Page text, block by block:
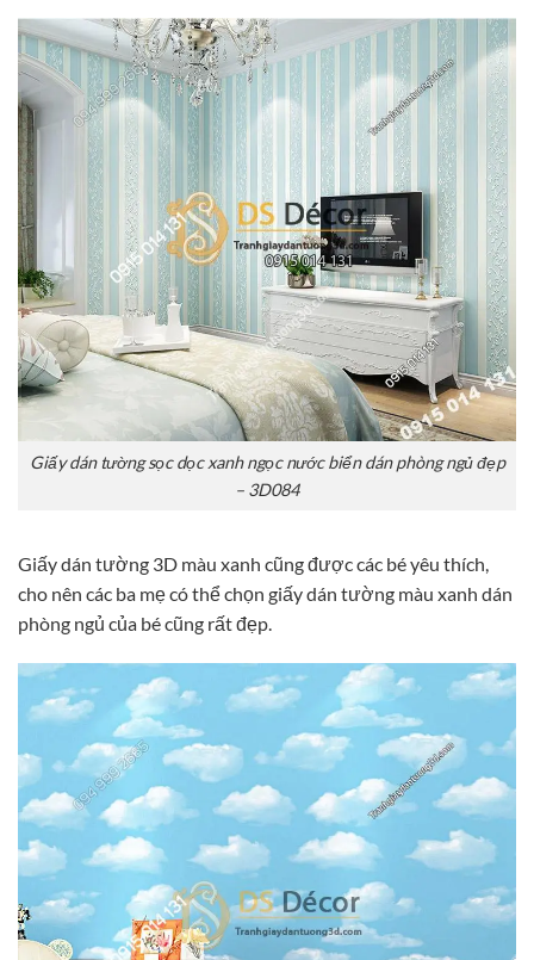
Giấy dán tường sọc dọc xanh ngọc nước biển dán phòng ngủ đẹp
– 3D084
Giấy dán tường 3D màu xanh cũng được các bé yêu thích,
cho nên các ba mẹ có thể chọn giấy dán tường màu xanh dán
phòng ngủ của bé cũng rất đẹp.